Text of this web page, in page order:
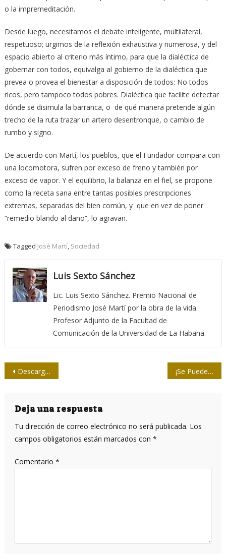
o la impremeditación.
Desde luego, necesitamos el debate inteligente, multilateral,
respetuoso; urgimos de la reflexión exhaustiva y numerosa, y del
espacio abierto al criterio más íntimo, para que la dialéctica de
gobernar con todos, equivalga al gobierno de la dialéctica que
prevea o provea el bienestar a disposición de todos: No todos
ricos, pero tampoco todos pobres. Dialéctica que facilite detectar
dónde se disimula la barranca, o de qué manera pretende algún
trecho de la ruta trazar un artero desentronque, o cambio de
rumbo y signo.
De acuerdo con Martí, los pueblos, que el Fundador compara con
una locomotora, sufren por exceso de freno y también por
exceso de vapor. Y el equilibrio, la balanza en el fiel, se propone
como la receta sana entre tantas posibles prescripciones
extremas, separadas del bien común, y que en vez de poner
“remedio blando al daño”, lo agravan.
Tagged José Martí, Sociedad
Luis Sexto Sánchez
Lic. Luis Sexto Sánchez. Premio Nacional de
Periodismo José Martí por la obra de la vida.
Profesor Adjunto de la Facultad de
Comunicación de la Universidad de La Habana.
Navegación
entradas
Descargue “El imperio de la vigilancia”, de Ignacio Ramonet ¡Se Puede!
Deja una respuesta
Tu dirección de correo electrónico no será publicada. Los
campos obligatorios están marcados con *
Comentario *